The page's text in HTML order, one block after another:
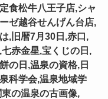
食松牛八王子店,シャ
ゼ越谷せんげん台店,
,旧暦7月30日,赤口,
赤金星,宝くじの日,
の日,温泉の資格,日
科学会,温泉地域学
の温泉の古画像,